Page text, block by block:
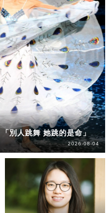
別人跳舞 她跳的是命」
2026-08-04